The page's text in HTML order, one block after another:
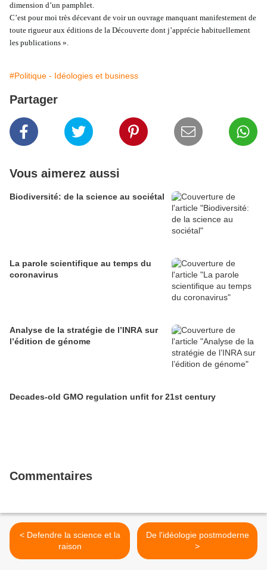
dimension d’un pamphlet.
C’est pour moi très décevant de voir un ouvrage manquant manifestement de
toute rigueur aux éditions de la Découverte dont j’apprécie habituellement
les publications ».
#Politique - Idéologies et business
Partager
Vous aimerez aussi
Biodiversité: de la science au sociétal
La parole scientifique au temps du
coronavirus
Analyse de la stratégie de l’INRA sur
l’édition de génome
Decades-old GMO regulation unfit for 21st century
Commentaires
< Defendre la science et la
raison
De l'idéologie postmoderne
>